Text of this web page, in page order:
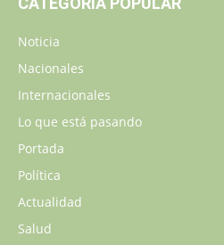
Noticia
Nacionales
Internacionales
Lo que está pasando
Portada
Política
Actualidad
Salud